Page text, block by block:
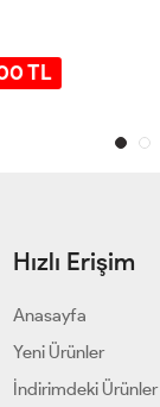
TL
Hızlı Erişim
Anasayfa
Yeni Ürünler
İndirimdeki Ürünler